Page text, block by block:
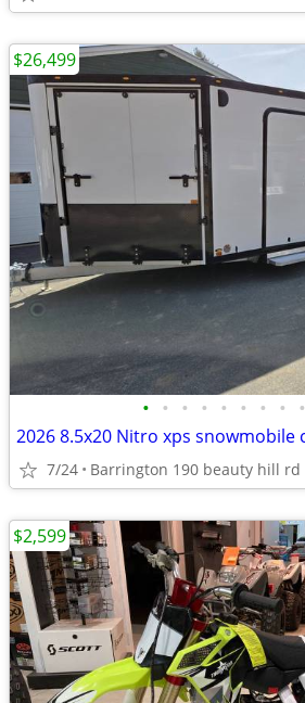
• • • • • • • • •
7/24 Barrington 190 beauty hill rd
$26,499
$2,599